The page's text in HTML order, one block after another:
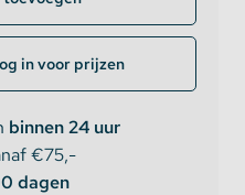
in voor prijzen
binnen 24 uur
€75,-
dagen